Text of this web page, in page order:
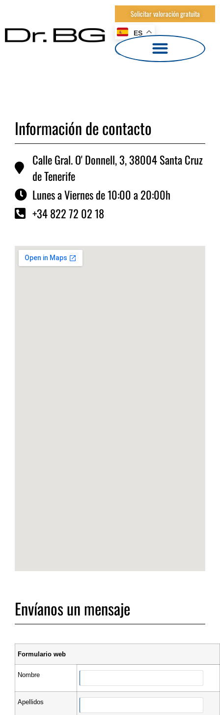
Solicitar valoración gratuita
ES
Información de contacto
Calle Gral. O' Donnell, 3, 38004 Santa Cruz
de Tenerife
Lunes a Viernes de 10:00 a 20:00h
+34 822 72 02 18
Envíanos un mensaje
Formulario web
Nombre
Apellidos